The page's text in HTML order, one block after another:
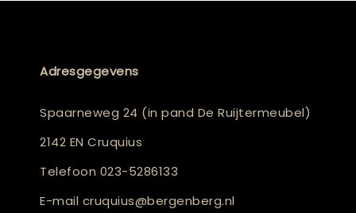
Adresgegevens
Spaarneweg 24 (in pand De Ruijtermeubel)
2142 EN Cruquius
Telefoon 023-5286133
E-mail cruquius@bergenberg.nl